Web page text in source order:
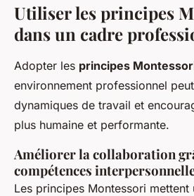
Utiliser les principes
dans un cadre
Adopter les principes
environnement professionnel
dynamiques de travail et
plus humaine et performante.
Améliorer la collaboration
compétences
Les principes Montessori